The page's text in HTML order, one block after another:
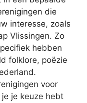
die
interesse, zoals
Vlissingen. Zo
hebben
folklore, poëzie
voor
je keuze hebt